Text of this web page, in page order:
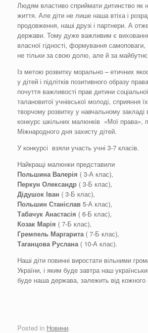
Людям властиво сприймати дитинство як
життя. Але діти не лише наша втіха і
продовження, наші друзі і партнери. А
держави. Тому дуже важливим є
власної гідності, формування самоповаги,
не тільки за свою долю, але й за
Із метою розвитку морально – етичних
у дітей і підлітків позитивного образу
почуття важливості прав дитини
талановитої учнівської молоді, сприяння
творчому розвитку у навчальному закладі
конкурс шкільних малюнків «Мої права»,
Міжнародного дня захисту дітей.
У конкурсі взяли участь учні 3-7 класів.
Найкращі малюнки представили
Польшина Валерія ( 3-А клас),
Перкун Олександр ( 3-Б клас),
Дідушок Іван ( 3-Б клас),
Польшин Станіслав 5-А клас),
Табачук Анастасія ( 6-Б клас),
Козак Марія ( 7-Б клас),
Гремпель Маргарита( 7-Б клас),
Таганцова Руслана ( 10-А клас).
Наші діти повинні виростати вільними
України, і яким буде завтра наш
буде наша держава, залежить від кожного
Posted in Новини.